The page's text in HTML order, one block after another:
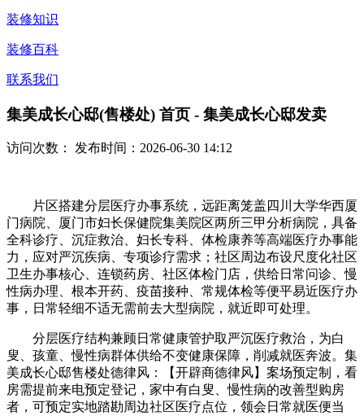
装修知识
装修百科
联系我们
集美成长心邸(售楼处) 首页 - 集美成长心邸发卖
访问次数： 发布时间：2026-06-30 14:12
片区搭建分层医疗办事系统，远距离笼盖四川大学华西厦
门病院、厦门市妇长保健院集美院区两所三甲分析病院，具备
全科诊疗、沉症救治、妇长专科、体检康养等高端医疗办事能
力，应对严沉疾病、专项诊疗需求；社区周边布设尺度化社区
卫生办事核心、连锁药房、社区体检门店，供给日常问诊、慢
性病办理、根本开药、疫苗接种、常规体检等便平易近医疗办
事，日常轻细不适无需前去大型病院，就近即可处理。
分层医疗结构兼顾日常健康管护取严沉医疗救治，为白
叟、孩童、慢性病群体供给不变健康保障，削减就医奔波。集
美成长心邸售楼处德律风：【开辟商德律风】案场预定制，看
房需提前来电预定登记，家中有白叟、慢性病的改善型购房
者，可预定实地踏勘周边社区医疗点位，领会日常就医便当